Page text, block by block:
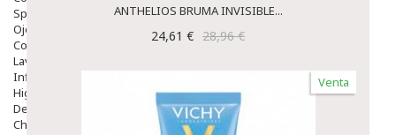
Sprays
Ojos Y Oidos
Congestión
Lavado Ojos
Inflamación Del Oido (otitis)
Higiene Oido
Deshabituación Tabaquismo
Chicles
ANTHELIOS BRUMA INVISIBLE...
24,61 € 28,96 €
Venta